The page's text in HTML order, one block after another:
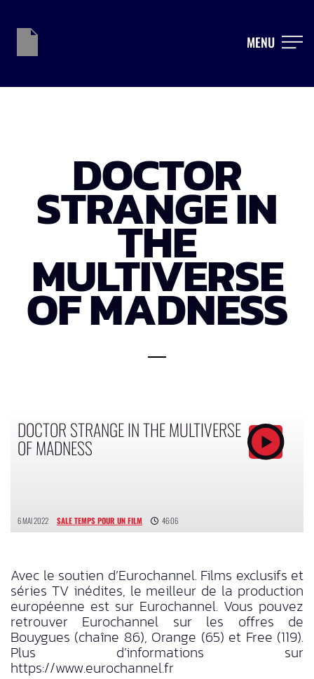
MENU
DOCTOR
STRANGE IN
THE
MULTIVERSE
OF MADNESS
DOCTOR STRANGE IN THE MULTIVERSE
OF MADNESS
6 MAI 2022 SALE TEMPS POUR UN FILM 46:06
Avec le soutien d’Eurochannel. Films exclusifs et
séries TV inédites, le meilleur de la production
européenne est sur Eurochannel. Vous pouvez
retrouver Eurochannel sur les offres de
Bouygues (chaîne 86), Orange (65) et Free (119).
Plus d’informations sur
https://www.eurochannel.fr